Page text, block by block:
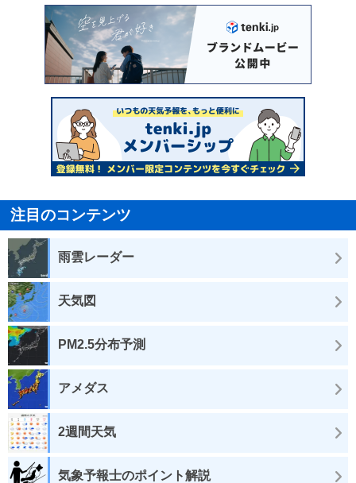
注目のコンテンツ
雨雲レーダー
天気図
PM2.5分布予測
アメダス
2週間天気
気象予報士のポイント解説